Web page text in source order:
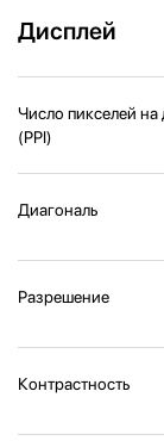
Дисплей
Число пикселей
(PPI)
Диагональ
Разрешение
Контрастность